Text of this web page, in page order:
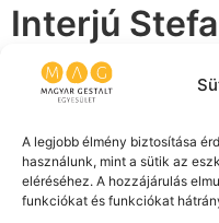
A legjobb élmény biztosítása
használunk, mint a sütik az
eléréséhez. A hozzájárulás
funkciókat és funkciókat
Interjú
Judittal az
konferencia
Astrid Dusendschön
elnökével, Stefany-
megrendezésre kerülő